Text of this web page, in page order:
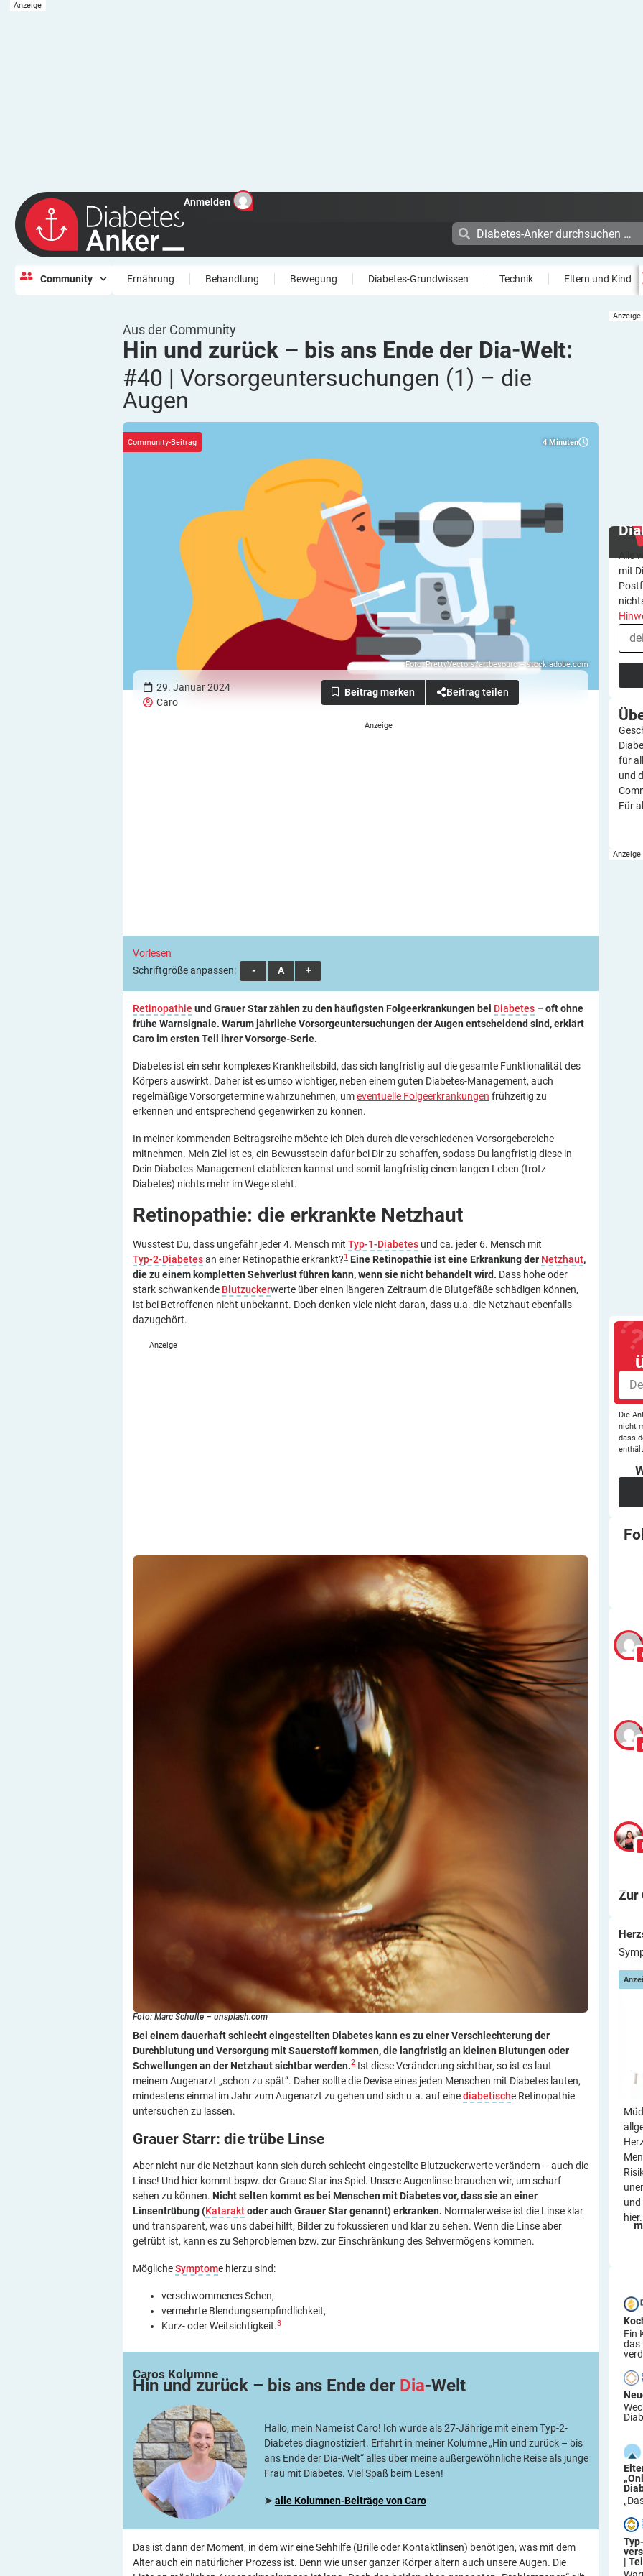
Anmelden
Community Ernährung Behandlung Bewegung Diabetes-Grundwissen Technik Eltern und Kind
Aus der Community
Hin und zurück – bis ans Ende der Dia-Welt:
#40 | Vorsorgeuntersuchungen (1) – die
Augen
4 Minuten
Foto: PrettyVectors/artbesouro – stock.adobe.com
Community-Beitrag
29. Januar 2024
Caro
Beitrag teilen
Vorlesen
Schriftgröße anpassen:
A A A
Retinopathie und Grauer Star zählen zu den häufigsten Folgeerkrankungen bei Diabetes – oft ohne
frühe Warnsignale. Warum jährliche Vorsorgeuntersuchungen der Augen entscheidend sind, erklärt
Caro im ersten Teil ihrer Vorsorge-Serie.
Diabetes ist ein sehr komplexes Krankheitsbild, das sich langfristig auf die gesamte Funktionalität des
Körpers auswirkt. Daher ist es umso wichtiger, neben einem guten Diabetes-Management, auch
regelmäßige Vorsorgetermine wahrzunehmen, umeventuelle Folgeerkrankungen frühzeitig zu
erkennen und entsprechend gegenwirken zu können.
In meiner kommenden Beitragsreihe möchte ich Dich durch die verschiedenen Vorsorgebereiche
mitnehmen. Mein Ziel ist es, ein Bewusstsein dafür bei Dir zu schaffen, sodass Du langfristig diese in
Dein Diabetes-Management etablieren kannst und somit langfristig einem langen Leben (trotz
Diabetes) nichts mehr im Wege steht.
Retinopathie: die erkrankte Netzhaut
Wusstest Du, dass ungefähr jeder 4. Mensch mit Typ-1-Diabetes und ca. jeder 6. Mensch mit
Typ-2-Diabetesan einer Retinopathie erkrankt?1 Eine Retinopathie ist eine Erkrankung der Netzhaut,
die zu einem kompletten Sehverlust führen kann, wenn sie nicht behandelt wird. Dass hohe oder
stark schwankende Blutzuckerwerte über einen längeren Zeitraum die Blutgefäße schädigen können,
ist bei Betroffenen nicht unbekannt. Doch denken viele nicht daran, dass u.a. die Netzhaut ebenfalls
dazugehört.
Foto: Marc Schulte – unsplash.com
Bei einem dauerhaft schlecht eingestellten Diabetes kann es zu einer Verschlechterung der
Durchblutung und Versorgung mit Sauerstoff kommen, die langfristig an kleinen Blutungen oder
Schwellungen an der Netzhaut sichtbar werden.2 Ist diese Veränderung sichtbar, so ist es laut
meinem Augenarzt „schon zu spät“. Daher sollte die Devise eines jeden Menschen mit Diabetes lauten,
mindestens einmal im Jahr zum Augenarzt zu gehen und sich u.a. auf einediabetische Retinopathie
untersuchen zu lassen.
Grauer Starr: die trübe Linse
Aber nicht nur die Netzhaut kann sich durch schlecht eingestellte Blutzuckerwerte verändern – auch die
Linse! Und hier kommt bspw. der Graue Star ins Spiel. Unsere Augenlinse brauchen wir, um scharf
sehen zu können. Nicht selten kommt es bei Menschen mit Diabetes vor, dass sie an einer
Linsentrübung (Kataraktoder auch Grauer Star genannt) erkranken. Normalerweise ist die Linse klar
und transparent, was uns dabei hilft, Bilder zu fokussieren und klar zu sehen. Wenn die Linse aber
getrübt ist, kann es zu Sehproblemen bzw. zur Einschränkung des Sehvermögens kommen.
MöglicheSymptome hierzu sind:
verschwommenes Sehen,
vermehrte Blendungsempfindlichkeit,
Kurz- oder Weitsichtigkeit.3
Caros Kolumne
Hin und zurück – bis ans Ende der Dia-Welt
Hallo, mein Name ist Caro! Ich wurde als 27-Jährige mit einem Typ-2-
Diabetes diagnostiziert. Erfahrt in meiner Kolumne „Hin und zurück – bis
ans Ende der Dia-Welt“ alles über meine außergewöhnliche Reise als junge
Frau mit Diabetes. Viel Spaß beim Lesen!
➤alle Kolumnen-Beiträge von Caro
Das ist dann der Moment, in dem wir eine Sehhilfe (Brille oder Kontaktlinsen) benötigen, was mit dem
Alter auch ein natürlicher Prozess ist. Denn wie unser ganzer Körper altern auch unsere Augen. Die
Alle
mit
für
und
Für
Die
nicht
dass
enthält.
Zur
und
hier.
Ein
das
|